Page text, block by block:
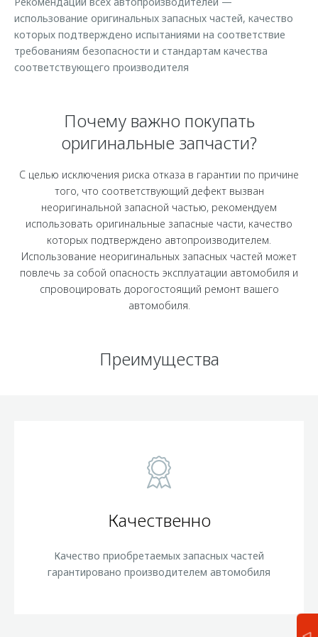
Страхование
Кредитный калькулятор
Аксессуары
Калькулятор трейд-ин
Клиентская поддержка
O&J Автоклуб
Клуб владельцев OMODA
Аксессуары
Одежда и сувениры
Запчасти
Обратная связь
использование оригинальных запасных частей, качество
которых подтверждено испытаниями на соответствие
требованиям безопасности и стандартам качества
соответствующего производителя
Почему важно покупать
оригинальные запчасти?
С целью исключения риска отказа в гарантии по причине
того, что соответствующий дефект вызван
неоригинальной запасной частью, рекомендуем
использовать оригинальные запасные части, качество
которых подтверждено автопроизводителем.
Использование неоригинальных запасных частей может
повлечь за собой опасность эксплуатации автомобиля и
спровоцировать дорогостоящий ремонт вашего
автомобиля.
Преимущества
Качественно
Качество приобретаемых запасных частей
гарантировано производителем автомобиля